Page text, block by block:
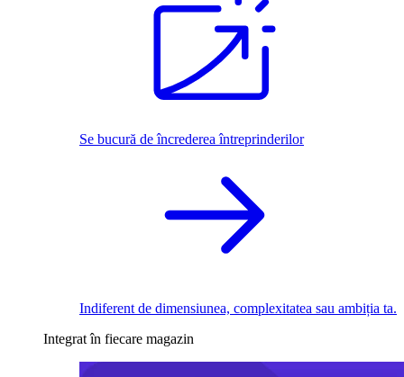
Se bucură de încrederea întreprinderilor
Indiferent de dimensiunea, complexitatea sau ambiția ta.
Integrat în fiecare magazin